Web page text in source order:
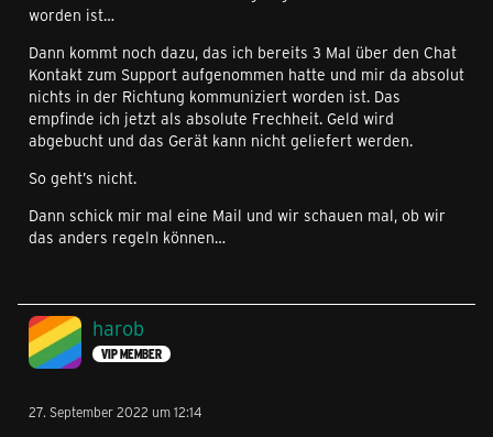
worden ist…
Dann kommt noch dazu, das ich bereits 3 Mal über den Chat
Kontakt zum Support aufgenommen hatte und mir da absolut
nichts in der Richtung kommuniziert worden ist. Das
empfinde ich jetzt als absolute Frechheit. Geld wird
abgebucht und das Gerät kann nicht geliefert werden.
So geht’s nicht.
Dann schick mir mal eine Mail und wir schauen mal, ob wir
das anders regeln können…
harob
VIP MEMBER
27. September 2022 um 12:14